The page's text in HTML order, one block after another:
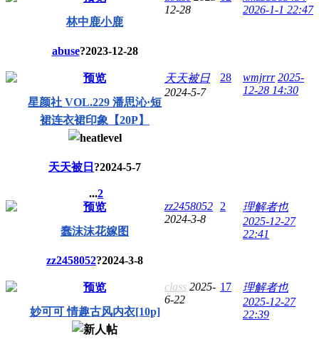
林中鹿小鹿
abuse?2023-12-28
12-28
2026-1-1 22:47
预览
星颜社 VOL.229 潘思沁·短
裙连衣裙印象【20P】
天天被日 ?2024-5-7
...2
天天被日
2024-5-7
28 wmjrrr 2025-
12-28 14:30
预览
蠢沫沫花嫁图
zz2458052?2024-3-8
zz2458052
2024-3-8
2
理解者也
2025-12-27
22:41
预览
妙可可 情趣古风内衣[10p]
class 2025-
6-22
17
理解者也
2025-12-27
22:39